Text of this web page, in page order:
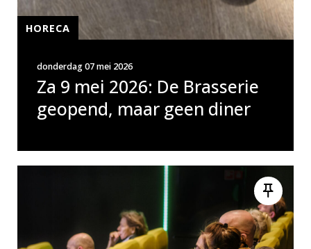
Za 9 mei 2026: De Brasserie
geopend, maar geen diner
donderdag 07 mei 2026
HORECA